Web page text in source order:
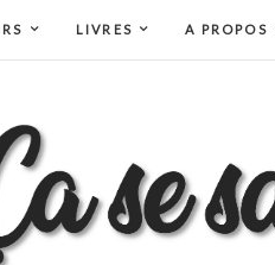
LIVRES A PROPOS